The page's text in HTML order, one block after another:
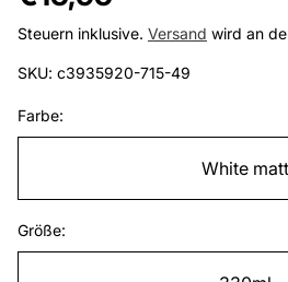
Preis
Steuern inklusive. Versand wird an
SKU: c3935920-715-49
Farbe:
White matt
Größe: